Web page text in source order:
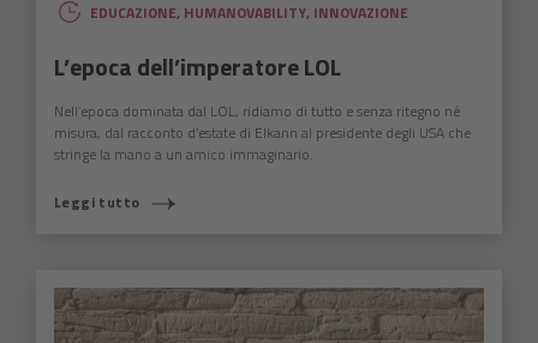
EDUCAZIONE, HUMANOVABILITY, INNOVAZIONE
L’epoca dell’imperatore LOL
Nell’epoca dominata dal LOL, ridiamo di tutto e senza ritegno né
misura, dal racconto d’estate di Elkann al presidente degli USA che
stringe la mano a un amico immaginario.
Leggi tutto